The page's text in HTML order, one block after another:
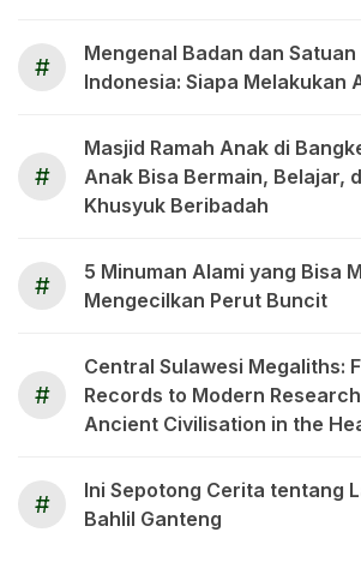
#
Mengenal Badan dan
Indonesia: Siapa Melakukan
#
Masjid Ramah Anak di
Anak Bisa Bermain, Belajar,
Khusyuk Beribadah
#
5 Minuman Alami yang Bisa
Mengecilkan Perut Buncit
#
Central Sulawesi Megaliths:
Records to Modern
Ancient Civilisation in the
#
Ini Sepotong Cerita tentang
Bahlil Ganteng